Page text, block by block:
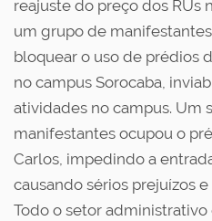
reajuste do preço dos RUs
um grupo de
bloquear o uso de prédios
no campus Sorocaba,
atividades no campus. Um
manifestantes ocupou o
Carlos, impedindo a
causando sérios prejuízos
Todo o setor